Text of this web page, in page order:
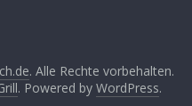
. Alle Rechte vorbehalten.
. Powered byWordPress.